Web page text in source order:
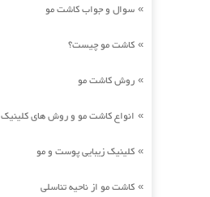
» سوال و جواب کاشت مو
» کاشت مو چیست؟
» روش کاشت مو
» انواع کاشت مو و روش های کلینیک
» کلینیک زیبایی پوست و مو
» کاشت مو از ناحیه تناسلی